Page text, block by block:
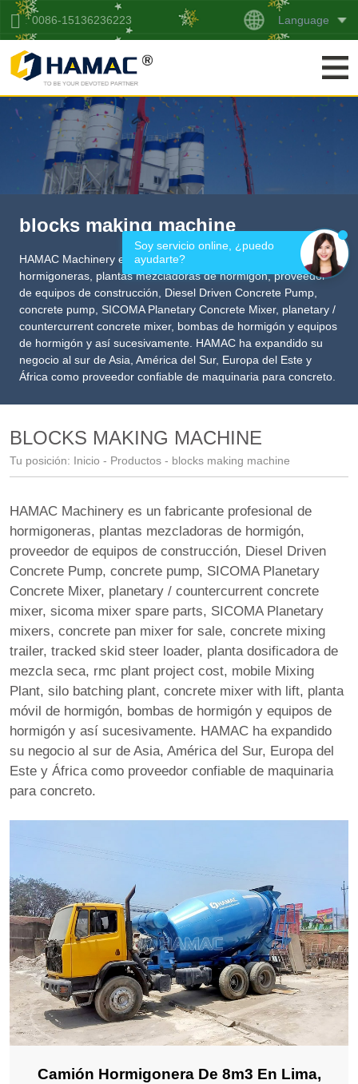
0086-15136236223 Language
blocks making machine
HAMAC Machinery es un fabricante profesional de
hormigoneras, plantas mezcladoras de hormigón,proveedor
de equipos de construcción
Diesel Driven Concrete Pump,
concrete pump, SICOMA Planetary Concrete Mixer, planetary /
countercurrent concrete mixer, bombas de hormigón y equipos
de hormigón y así sucesivamente. HAMAC ha expandido su
negocio al sur de Asia, América del Sur, Europa del Este y
África como proveedor confiable de maquinaria para concreto.
BLOCKS MAKING MACHINE
Tu posición: Inicio - Productos- blocks making machine
HAMAC Machinery es un fabricante profesional de
hormigoneras, plantas mezcladoras de hormigón,
proveedor de equipos de construcción, Diesel Driven
Concrete Pump, concrete pump, SICOMA Planetary
Concrete Mixer, planetary / countercurrent concrete
mixer, sicoma mixer spare parts, SICOMA Planetary
mixers, concrete pan mixer for sale, concrete mixing
trailer, tracked skid steer loader, planta dosificadora de
mezcla seca, rmc plant project cost, mobile Mixing
Plant, silo batching plant, concrete mixer with lift, planta
móvil de hormigón, bombas de hormigón y equipos de
hormigón y así sucesivamente. HAMAC ha expandido
su negocio al sur de Asia, América del Sur, Europa del
Este y África como proveedor confiable de maquinaria
para concreto.
Camión Hormigonera De 8m3 En Lima,
Soy servicio online, ¿puedo
ayudarte?